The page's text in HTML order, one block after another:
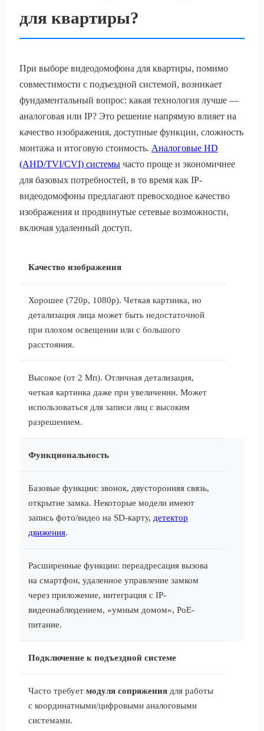
для квартиры?
При выборе видеодомофона для квартиры, помимо
совместимости с подъездной системой, возникает
фундаментальный вопрос: какая технология лучше —
аналоговая или IP? Это решение напрямую влияет на
качество изображения, доступные функции, сложность
монтажа и итоговую стоимость. Аналоговые HD
(AHD/TVI/CVI) системы часто проще и экономичнее
для базовых потребностей, в то время как IP-
видеодомофоны предлагают превосходное качество
изображения и продвинутые сетевые возможности,
включая удаленный доступ.
Качество изображения
Хорошее (720p, 1080p). Четкая картинка, но
детализация лица может быть недостаточной
при плохом освещении или с большого
расстояния.
Высокое (от 2 Мп). Отличная детализация,
четкая картинка даже при увеличении. Может
использоваться для записи лиц с высоким
разрешением.
Функциональность
Базовые функции: звонок, двусторонняя связь,
открытие замка. Некоторые модели имеют
запись фото/видео на SD-карту, детектор
движения.
Расширенные функции: переадресация вызова
на смартфон, удаленное управление замком
через приложение, интеграция с IP-
видеонаблюдением, «умным домом», PoE-
питание.
Подключение к подъездной системе
Часто требует модуля сопряжения для работы
с координатными/цифровыми аналоговыми
системами.